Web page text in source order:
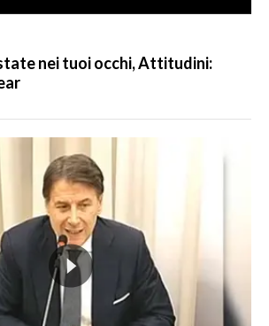
nei tuoi occhi, Attitudini: